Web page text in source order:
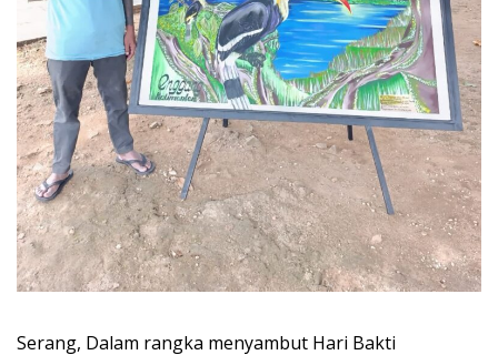
Serang, Dalam rangka menyambut Hari Bakti